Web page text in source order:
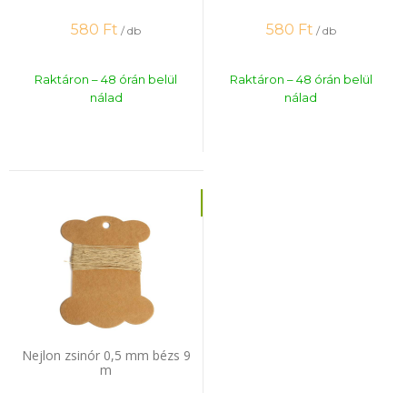
580 Ft / db
Raktáron – 48 órán belül
nálad
580 Ft / db
Raktáron – 48 órán belül
nálad
Nejlon zsinór 0,5 mm bézs 9
m